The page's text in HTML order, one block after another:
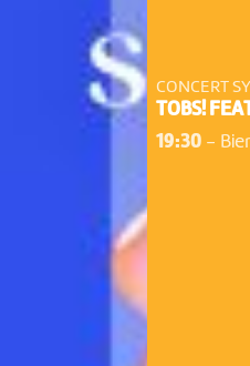
CONCERT
TOBS!
19:30-